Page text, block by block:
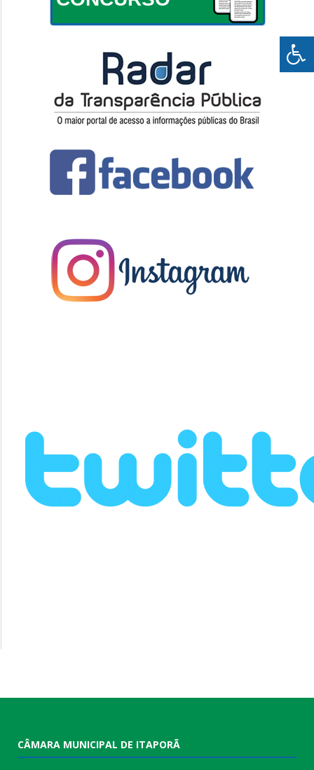
CÂMARA MUNICIPAL DE ITAPORÃ